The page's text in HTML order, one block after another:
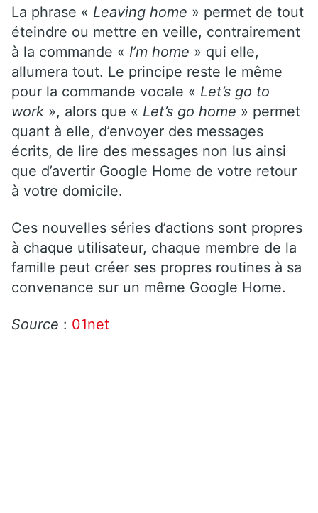
La phrase « Leaving home » permet de tout
éteindre ou mettre en veille, contrairement
à la commande « I’m home » qui elle,
allumera tout. Le principe reste le même
pour la commande vocale « Let’s go to
work », alors que « Let’s go home » permet
quant à elle, d’envoyer des messages
écrits, de lire des messages non lus ainsi
que d’avertir Google Home de votre retour
à votre domicile.
Ces nouvelles séries d’actions sont propres
à chaque utilisateur, chaque membre de la
famille peut créer ses propres routines à sa
convenance sur un même Google Home.
Source : 01net